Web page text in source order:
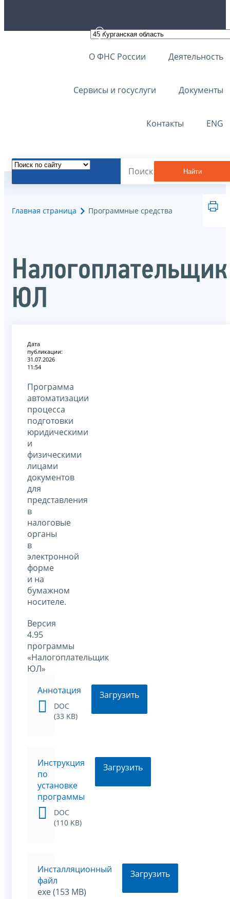
О ФНС России Деятельность
Сервисы и госуслуги Документы
Контакты ENG
Найти
Главная страница Программные средства
Налогоплательщик
ЮЛ
Дата
публикации:
31.07.2026
11:54
Программа
автоматизации
процесса
подготовки
юридическими
и
физическими
лицами
документов
для
представления
в
налоговые
органы
в
электронной
форме
и на
бумажном
носителе.
Версия
4.95
программы
«Налогоплательщик
ЮЛ»
Аннотация
DOC
(33 KB)
Загрузить
Инструкция
по
установке
программы
DOC
(110 KB)
Загрузить
Инсталляционный
файл
exe (153 MB)
Загрузить